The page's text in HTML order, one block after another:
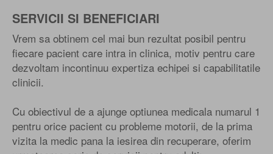
SERVICII SI BENEFICIARI
Vrem sa obtinem cel mai bun rezultat posibil pentru
fiecare pacient care intra in clinica, motiv pentru care
dezvoltam incontinuu expertiza echipei si capabilitatile
clinicii.
Cu obiectivul de a ajunge optiunea medicala numarul 1
pentru orice pacient cu probleme motorii, de la prima
vizita la medic pana la iesirea din recuperare, oferim